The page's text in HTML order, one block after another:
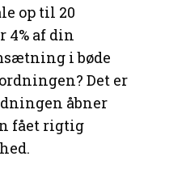
op til 20
4% af din
i bøde
Det er
åbner
fået rigtig